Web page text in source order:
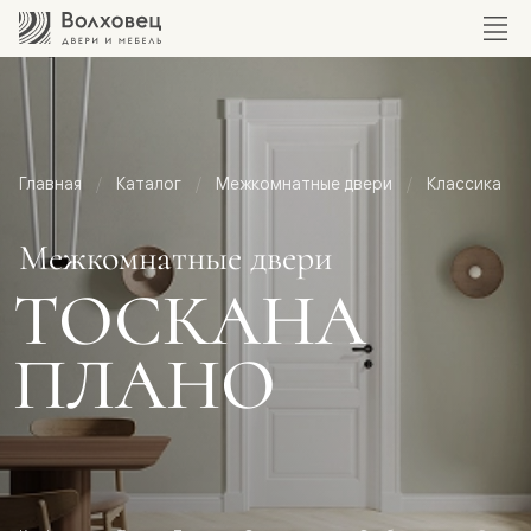
Главная Каталог Межкомнатные двери Классика
Межкомнатные двери
ТОСКАНА
ПЛАНО